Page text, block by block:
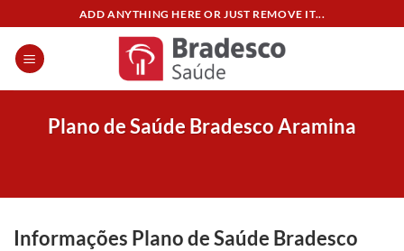
content
ADD ANYTHING HERE OR JUST REMOVE IT...
Plano de Saúde Bradesco Aramina
Informações Plano de Saúde Bradesco